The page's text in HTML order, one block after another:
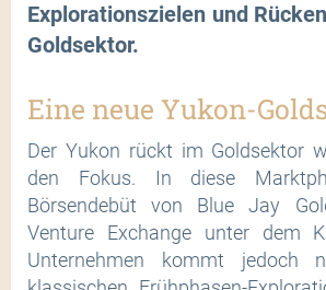
Explorationszielen und
Goldsektor.
Eine neue Yukon-
Der Yukon rückt im Goldsektor
den Fokus. In diese
Börsendebüt von Blue Jay
Venture Exchange unter dem
Unternehmen kommt jedoch